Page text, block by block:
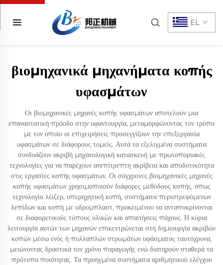
EL
βιομηχανικά μηχανήματα κοπής
υφασμάτων
Οι βιομηχανικές μηχανές κοπής υφασμάτων αποτελούν μια
επαναστατική πρόοδο στην υφαντουργία, μεταμορφώνοντας τον τρόπο
με τον οποίο οι επιχειρήσεις προσεγγίζουν την επεξεργασία
υφασμάτων σε διάφορους τομείς. Αυτά τα εξελιγμένα συστήματα
συνδυάζουν ακριβή μηχανολογική κατασκευή με πρωτοποριακές
τεχνολογίες για να παρέχουν ανεπίτρεπτη ακρίβεια και αποδοτικότητα
στις εργασίες κοπής υφασμάτων. Οι σύγχρονες βιομηχανικές μηχανές
κοπής υφασμάτων χρησιμοποιούν διάφορες μεθόδους κοπής, όπως
τεχνολογία λέιζερ, υπερηχητική κοπή, συστήματα περιστρεφόμενων
λεπίδων και κοπή με υδρομπλάστ, προκειμένου να ανταποκρίνονται
σε διαφορετικούς τύπους υλικών και απαιτήσεις πάχους. Η κύρια
λειτουργία αυτών των μηχανών επικεντρώνεται στη δημιουργία ακριβών
κοπών μέσω ενός ή πολλαπλών στρωμάτων υφάσματος ταυτόχρονα,
μειώνοντας δραστικά τον χρόνο παραγωγής ενώ διατηρούν σταθερά τα
πρότυπα ποιότητας. Τα προηγμένα συστήματα αριθμητικού ελέγχου